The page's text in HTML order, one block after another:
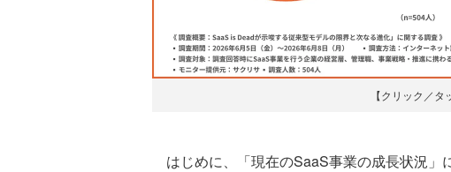
【クリック／タ
はじめに、「現在のSaaS事業の成長状況」